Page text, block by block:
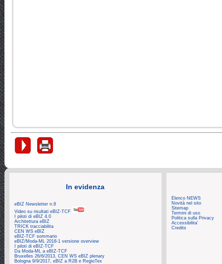
In evidenza
eBIZ Newsletter n.8
Video su risultati eBIZ-TCF
I piloti di eBIZ 4.0
Architettura eBIZ
TRICK tracciabilita
CEN WS eBIZ
eBIZ-TCF sommario
eBIZ/Moda-ML 2018-1 versione overview
I piloti di eBIZ-TCF
Da Moda-ML a eBIZ-TCF
Bruxelles 26/6/2013, CEN WS eBIZ plenary
Bologna 9/9/2017, eBIZ a R2B e RegioTex
Elenco NEWS
Novità nel sito
Sitemap
Termini di uso
Politica sulla Privacy
Accessibilita'
Credits